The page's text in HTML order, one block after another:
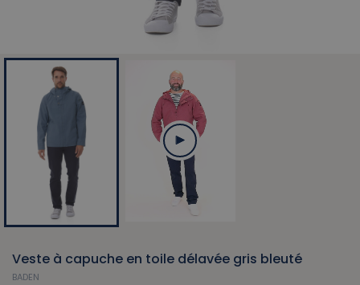
Veste à capuche en toile délavée gris bleuté
BADEN